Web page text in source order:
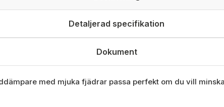
Detaljerad specifikation
Dokument
med mjuka fjädrar passa perfekt om du vill